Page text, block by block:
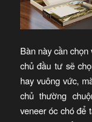
Bàn này cần
chủ đầu tư sẽ
hay vuông vức,
chủ thường
veneer óc chó để